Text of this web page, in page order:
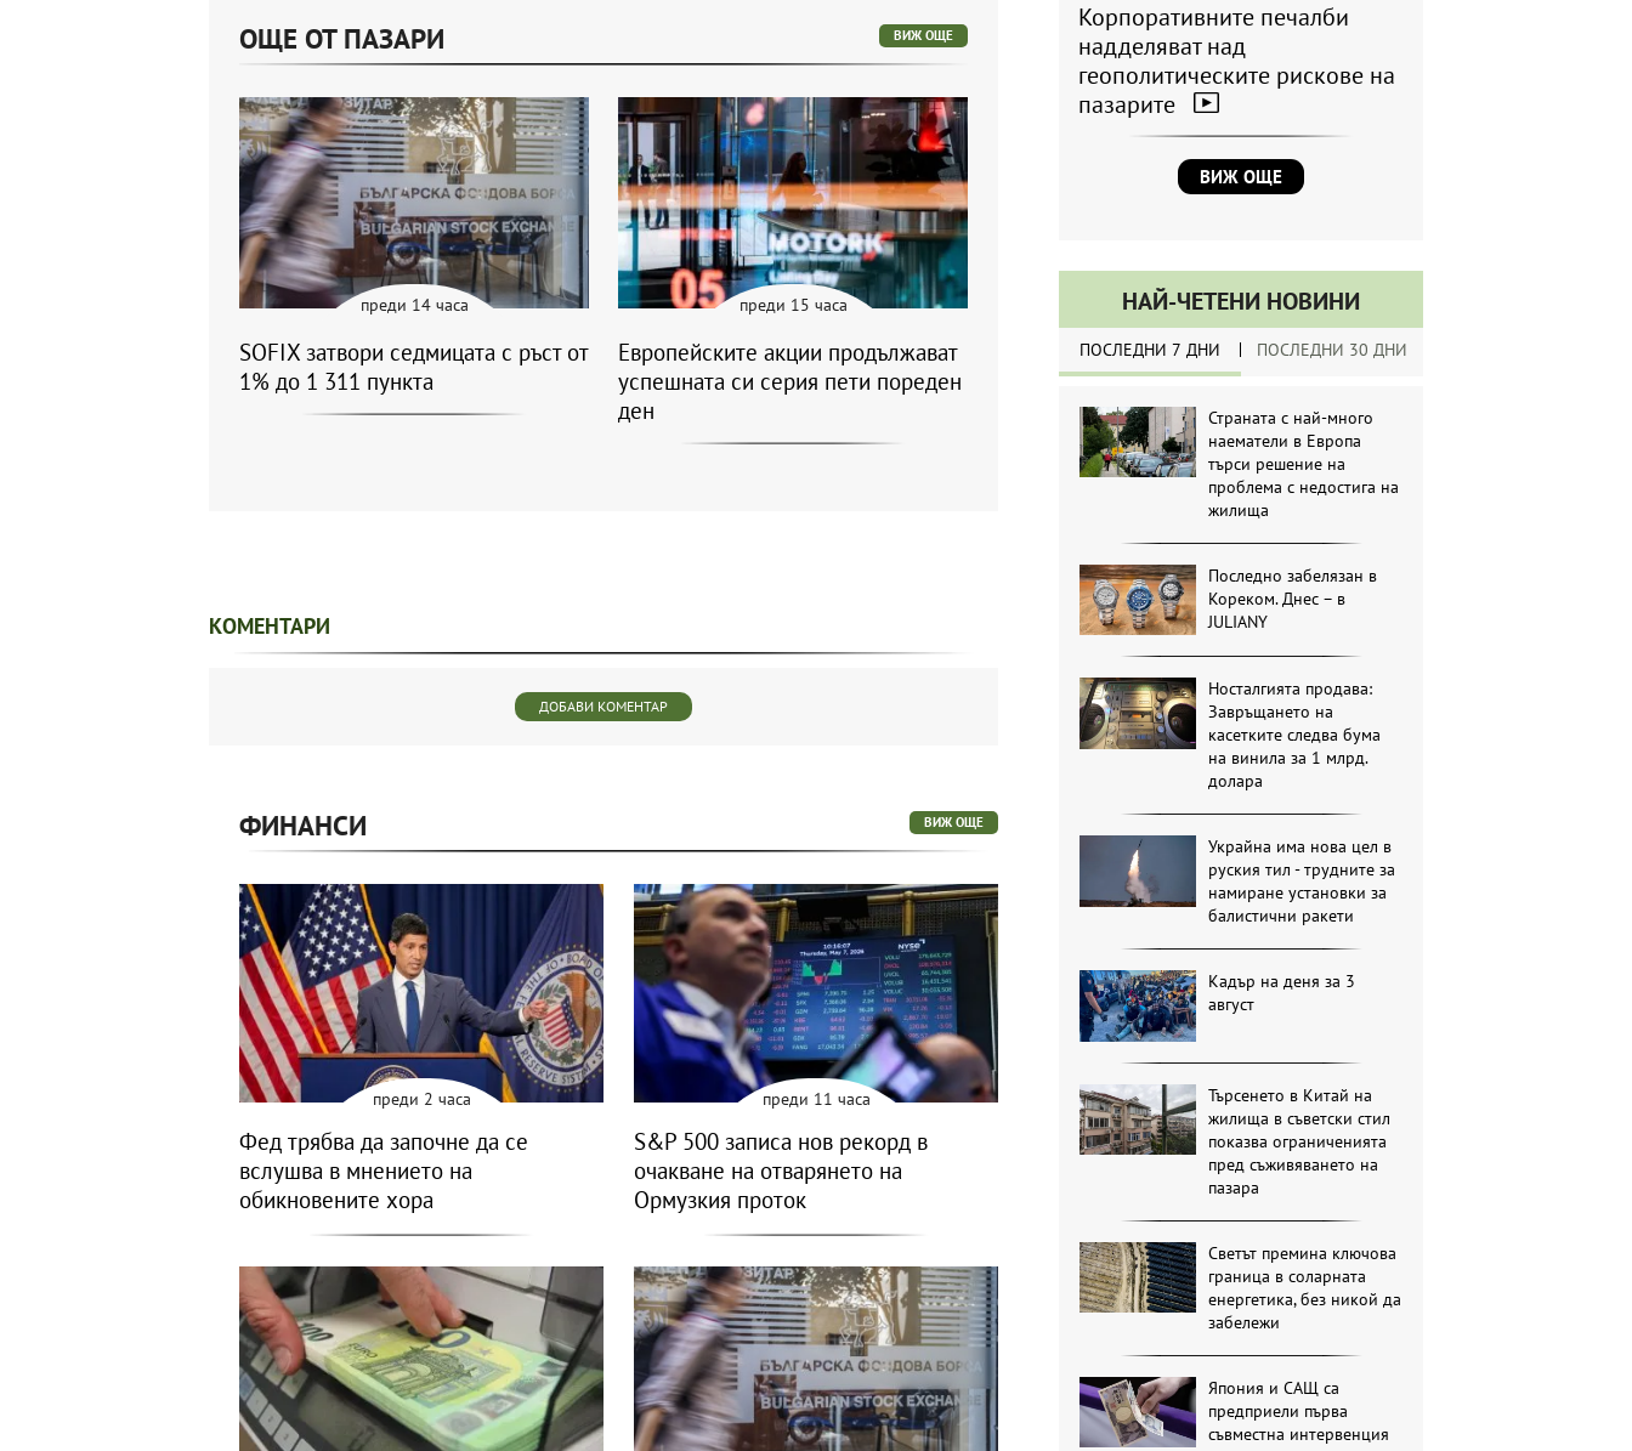
Корпоративните печалби
надделяват над
геополитическите рискове на
пазарите
ВИЖ ОЩЕ
НАЙ-ЧЕТЕНИ НОВИНИ
ПОСЛЕДНИ 7 ДНИ ПОСЛЕДНИ 30 ДНИ
Страната с най-много
наематели в Европа
търси решение на
проблема с недостига на
жилища
Последно забелязан в
Кореком. Днес – в
JULIANY
Носталгията продава:
Завръщането на
касетките следва бума
на винила за 1 млрд.
долара
Украйна има нова цел в
руския тил - трудните за
намиране установки за
балистични ракети
Кадър на деня за 3
август
Търсенето в Китай на
жилища в съветски стил
показва ограниченията
пред съживяването на
пазара
Светът премина ключова
граница в соларната
енергетика, без никой да
забележи
Япония и САЩ са
предприели първа
съвместна интервенция
ОЩЕ ОТ ПАЗАРИ ВИЖ ОЩЕ
преди 14 часа
SOFIX затвори седмицата с ръст от
1% до 1 311 пункта
преди 15 часа
Европейските акции продължават
успешната си серия пети пореден
ден
КОМЕНТАРИ
ДОБАВИ КОМЕНТАР
ФИНАНСИ ВИЖ ОЩЕ
преди 2 часа
Фед трябва да започне да се
вслушва в мнението на
обикновените хора
преди 11 часа
S&P 500 записа нов рекорд в
очакване на отварянето на
Ормузкия проток